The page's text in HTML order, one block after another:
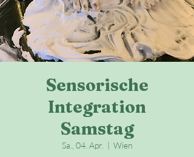
Sensorische
Integration
Samstag
Sa., 04. Apr.
  |
Wien